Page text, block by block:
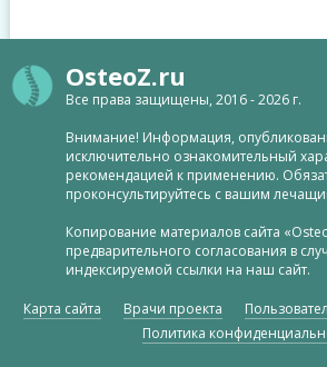
OsteoZ.ru
Все права защищены, 2016 - 2026 г.
Внимание! Информация,
исключительно ознакомительный
рекомендацией к применению.
проконсультируйтесь с вашим
Копирование материалов сайта
предварительного согласования в
индексируемой ссылки на наш сайт.
Карта сайта Врачи проекта
Политика